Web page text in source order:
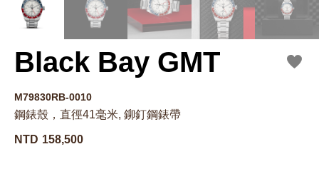
Black Bay GMT
M79830RB-0010
鋼錶殼，直徑41毫米, 鉚釘鋼錶帶
NTD 158,500